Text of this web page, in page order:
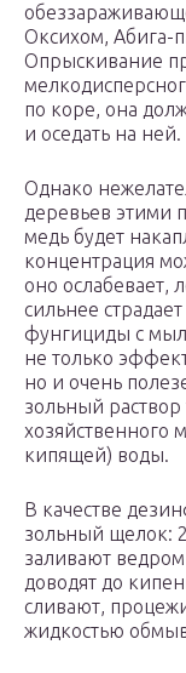
Оксихом, Абига-
Опрыскивание
по коре, она
и оседать на ней.
Однако
деревьев этими
медь будет
концентрация
оно ослабевает,
сильнее
фунгициды с
не только
но и очень
зольный раствор
хозяйственного
кипящей) воды.
В качестве
зольный щелок:
заливают
доводят до
сливают,
жидкостью